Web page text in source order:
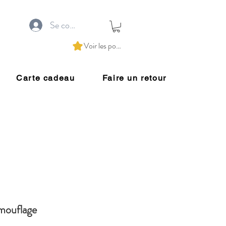
Se connecter
Voir les points
Carte cadeau Faire un retour